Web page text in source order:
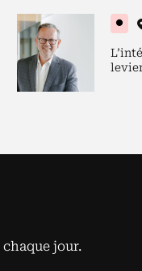
jour.